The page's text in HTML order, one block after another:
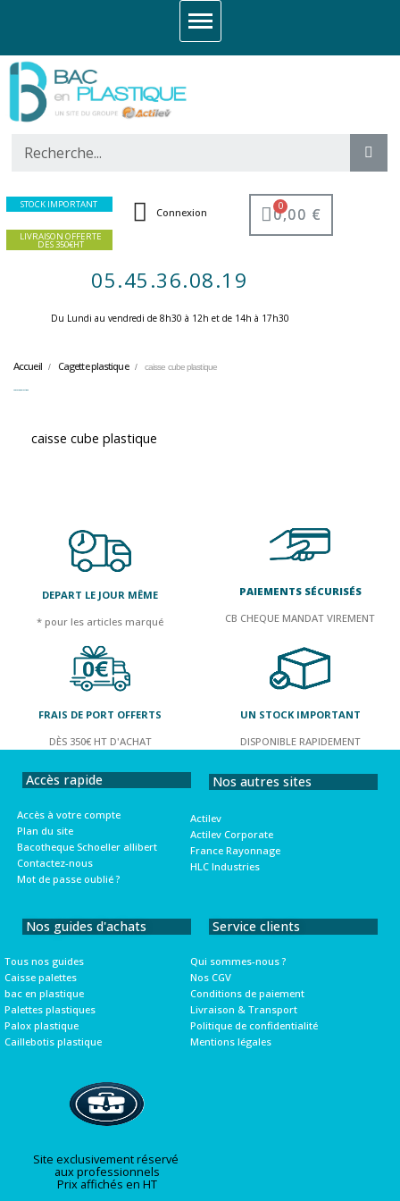
STOCK IMPORTANT
LIVRAISON OFFERTE
DES 350€HT
Connexion 0,00 €
05.45.36.08.19
Du Lundi au vendredi de 8h30 à 12h et de 14h à 17h30 ​
Accueil Cagette plastique caisse cube plastique
caisse cube plastique
DEPART LE JOUR MÊME
* pour les articles marqué
PAIEMENTS SÉCURISÉS
CB CHEQUE MANDAT VIREMENT
FRAIS DE PORT OFFERTS
DÈS 350€ HT D'ACHAT
UN STOCK IMPORTANT
DISPONIBLE RAPIDEMENT
Accès rapide
Accès à votre compte
Plan du site
Bacotheque Schoeller allibert
Contactez-nous
Mot de passe oublié ?
Nos autres sites
Actilev
Actilev Corporate
France Rayonnage
HLC Industries
Nos guides d'achats
Tous nos guides
Caisse palettes
bac en plastique
Palettes plastiques
Palox plastique
Caillebotis plastique
Service clients
Qui sommes-nous ?
Nos CGV
Conditions de paiement
Livraison & Transport
Politique de confidentialité
Mentions légales
Site exclusivement réservé
aux professionnels
Prix affichés en HT